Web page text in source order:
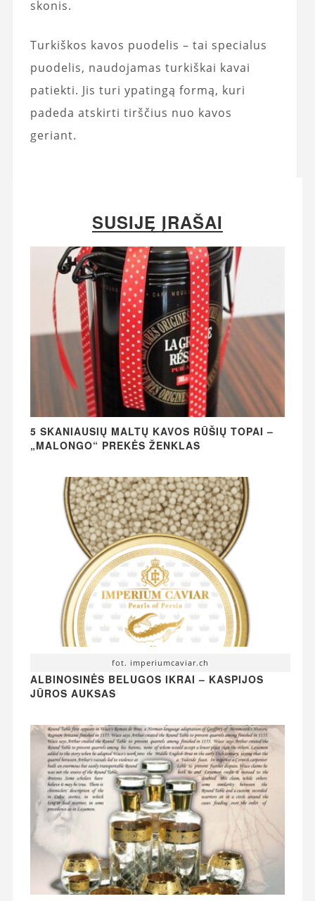
skonis.
Turkiškos kavos puodelis – tai specialus
puodelis, naudojamas turkiškai kavai
patiekti. Jis turi ypatingą formą, kuri
padeda atskirti tirščius nuo kavos
geriant.
SUSIJĘ ĮRAŠAI
5 SKANIAUSIŲ MALTŲ KAVOS RŪŠIŲ TOPAI –
„MALONGO“ PREKĖS ŽENKLAS
fot. imperiumcaviar.ch
ALBINOSINĖS BELUGOS IKRAI – KASPIJOS
JŪROS AUKSAS